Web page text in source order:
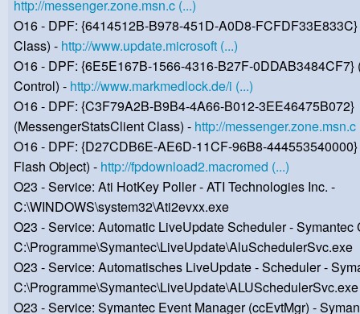
http://messenger.zone.msn.c (...)
O16 - DPF: {6414512B-B978-451D-A0D8-
Class) - http://www.update.microsoft (...)
O16 - DPF: {6E5E167B-1566-4316-B27F-0DDAB3484CF7}
Control) - http://www.markmedlock.de/i (...)
O16 - DPF: {C3F79A2B-B9B4-4A66-B012-3EE46475B072}
(MessengerStatsClient Class) - http://messenger.zone.msn.c
O16 - DPF: {D27CDB6E-AE6D-11CF-96B8-
Flash Object) - http://fpdownload2.macromed (...)
O23 - Service: Ati HotKey Poller - ATI Technologies Inc. -
C:\WINDOWS\system32\Ati2evxx.exe
O23 - Service: Automatic LiveUpdate Scheduler - Symantec
C:\Programme\Symantec\LiveUpdate\AluSchedulerSvc.exe
O23 - Service: Automatisches LiveUpdate - Scheduler -
C:\Programme\Symantec\LiveUpdate\ALUSchedulerSvc.exe
O23 - Service: Symantec Event Manager (ccEvtMgr) -